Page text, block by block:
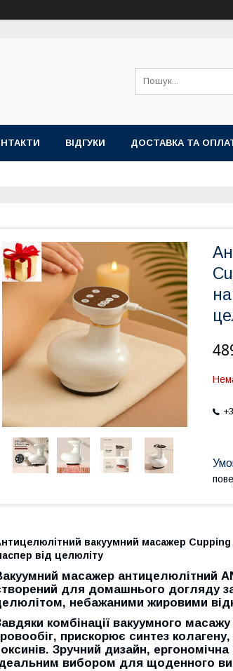
ВІДГУКИ ДОСТАВКА ТА
вакуумний масажер Cupping
від целюліту
масажер антицелюлітний
для домашнього догляду
небажаними жировими
комбінації вакуумного
прискорює синтез
Зручний дизайн,
вибором для щоденного